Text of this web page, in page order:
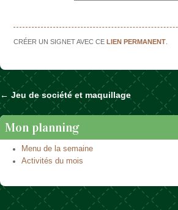
CRÉER UN SIGNET AVEC CELIEN PERMANENT
Naviguer dans les
← Jeu de société et maquillage
Mon planning
Menu de la semaine
Activités du mois